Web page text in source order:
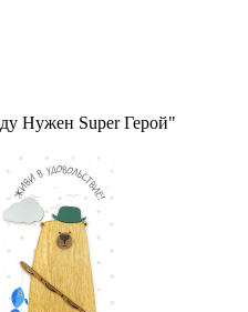
Нужен Super Герой"